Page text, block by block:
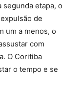
segunda etapa, o
de
um a menos, o
com
O Coritiba
o tempo e se